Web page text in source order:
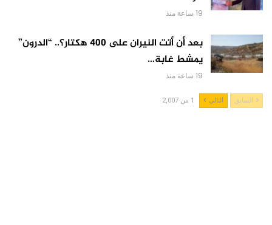
19 ساعة منذ
بعد أن أتت النيران على 400 هكتار؟.. “الدرون”
يمشط غابة…
19 ساعة منذ
السابق التالي 1 من 2,007